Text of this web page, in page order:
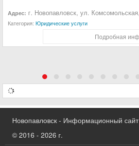
Адрес: г. Новопавловск, ул.
Категория: Юридические услуги
Подробная
Новопавловск - Информационный
© 2016 - 2026 г.